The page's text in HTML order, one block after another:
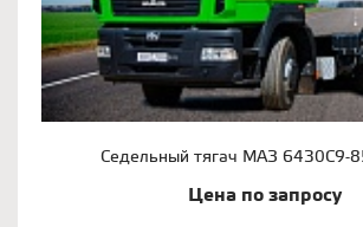
Седельный тягач МАЗ 6430С9-
Цена по запросу